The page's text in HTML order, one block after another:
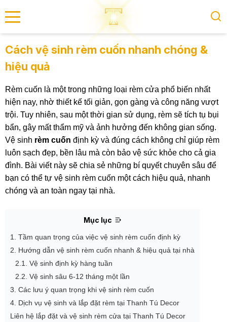
menu
Cách vệ sinh rèm cuốn nhanh chóng &
hiệu quả
Rèm cuốn là một trong những loại rèm cửa phổ biến nhất
hiện nay, nhờ thiết kế tối giản, gọn gàng và công năng vượt
trội. Tuy nhiên, sau một thời gian sử dụng, rèm sẽ tích tụ bụi
bẩn, gây mất thẩm mỹ và ảnh hưởng đến không gian sống.
Vệ sinh rèm cuốn định kỳ và đúng cách không chỉ giúp rèm
luôn sạch đẹp, bền lâu mà còn bảo vệ sức khỏe cho cả gia
đình. Bài viết này sẽ chia sẻ những bí quyết chuyên sâu để
bạn có thể tự vệ sinh rèm cuốn một cách hiệu quả, nhanh
chóng và an toàn ngay tại nhà.
Mục lục
1. Tầm quan trọng của việc vệ sinh rèm cuốn định kỳ
2. Hướng dẫn vệ sinh rèm cuốn nhanh & hiệu quả tại nhà
2.1. Vệ sinh định kỳ hàng tuần
2.2. Vệ sinh sâu 6-12 tháng một lần
3. Các lưu ý quan trọng khi vệ sinh rèm cuốn
4. Dịch vụ vệ sinh và lắp đặt rèm tại Thanh Tú Decor
Liên hệ lắp đặt và vệ sinh rèm cửa tại Thanh Tú Decor